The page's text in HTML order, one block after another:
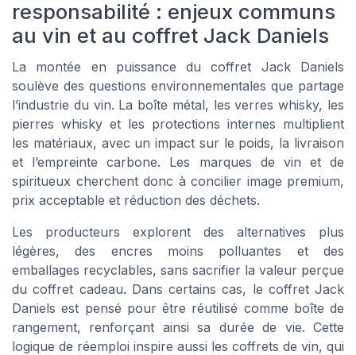
responsabilité : enjeux communs
au vin et au coffret Jack Daniels
La montée en puissance du coffret Jack Daniels
soulève des questions environnementales que partage
l’industrie du vin. La boîte métal, les verres whisky, les
pierres whisky et les protections internes multiplient
les matériaux, avec un impact sur le poids, la livraison
et l’empreinte carbone. Les marques de vin et de
spiritueux cherchent donc à concilier image premium,
prix acceptable et réduction des déchets.
Les producteurs explorent des alternatives plus
légères, des encres moins polluantes et des
emballages recyclables, sans sacrifier la valeur perçue
du coffret cadeau. Dans certains cas, le coffret Jack
Daniels est pensé pour être réutilisé comme boîte de
rangement, renforçant ainsi sa durée de vie. Cette
logique de réemploi inspire aussi les coffrets de vin, qui